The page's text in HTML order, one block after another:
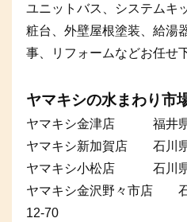
ユニットバス、システムキ
粧台、外壁屋根塗装、給湯
事、リフォームなどお任せ
ヤマキシの水まわり市
ヤマキシ金津店 福井県
ヤマキシ新加賀店 石川県
ヤマキシ小松店 石川県
ヤマキシ金沢野々市店 石
12-70